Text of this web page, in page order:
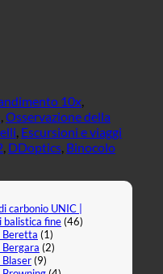
10x,
, Osservazione della
, Escursioni e viaggi
, DDoptics, Binocolo
carbonio UNIC |
balistica fine(46)
Beretta (1)
(2)
(9)